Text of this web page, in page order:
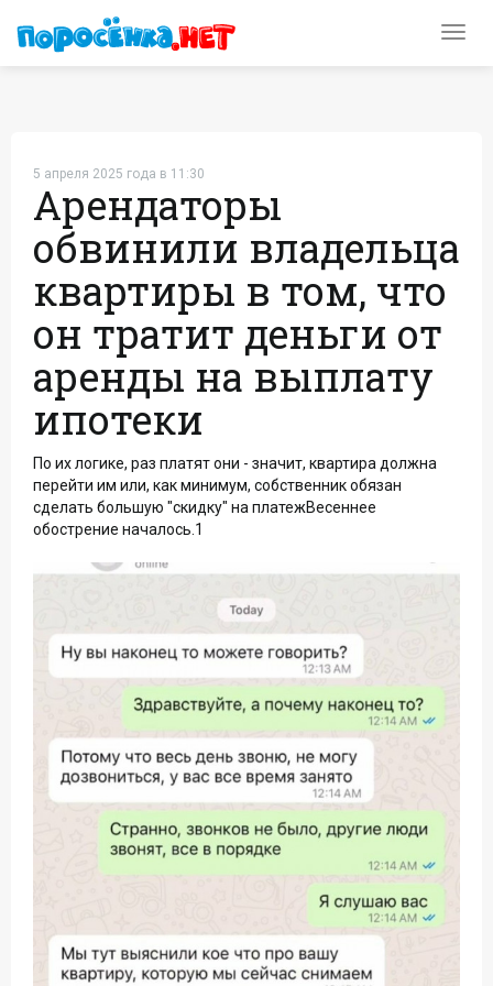
5 апреля 2025 года в 11:30
Арендаторы
обвинили владельца
квартиры в том, что
он тратит деньги от
аренды на выплату
ипотеки
По их логике, раз платят они - значит, квартира должна
перейти им или, как минимум, собственник обязан
сделать большую "скидку" на платежВесеннее
обострение началось.1